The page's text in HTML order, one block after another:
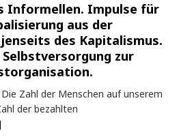
Informellen. Impulse für
aus der
des Kapitalismus.
zur
Zahl der Menschen auf unserem
der bezahlten